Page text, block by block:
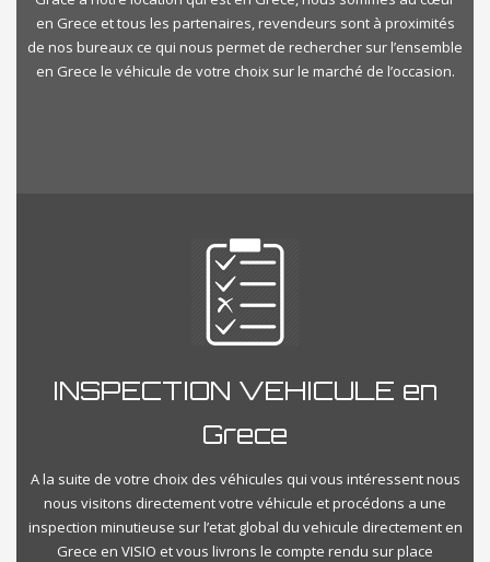
en Grece et tous les partenaires, revendeurs sont à proximités
de nos bureaux ce qui nous permet de rechercher sur l’ensemble
en Grece le véhicule de votre choix sur le marché de l’occasion.
INSPECTION VEHICULE en
Grece
A la suite de votre choix des véhicules qui vous intéressent nous
nous visitons directement votre véhicule et procédons a une
inspection minutieuse sur l’etat global du vehicule directement en
Grece en VISIO et vous livrons le compte rendu sur place